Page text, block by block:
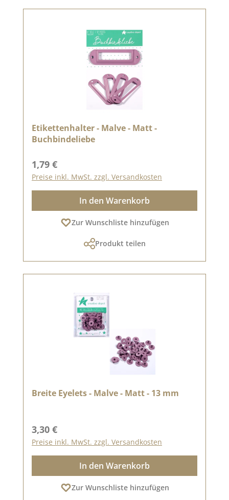
Etikettenhalter - Malve - Matt -
Buchbindeliebe
Regulärer Preis:
1,79 €
Preise inkl. MwSt. zzgl. Versandkosten
In den Warenkorb
Zur Wunschliste hinzufügen
Produkt teilen
Breite Eyelets - Malve - Matt - 13 mm
Regulärer Preis:
3,30 €
Preise inkl. MwSt. zzgl. Versandkosten
In den Warenkorb
Zur Wunschliste hinzufügen